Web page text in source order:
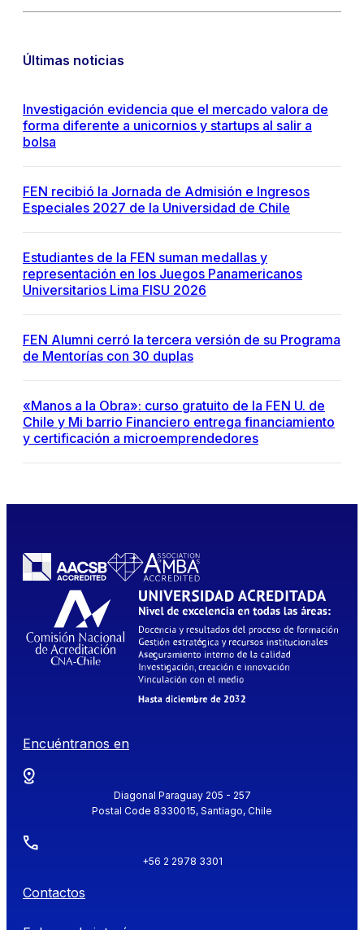
Últimas noticias
Investigación evidencia que el mercado valora de
forma diferente a unicornios y startups al salir a
bolsa
FEN recibió la Jornada de Admisión e Ingresos
Especiales 2027 de la Universidad de Chile
Estudiantes de la FEN suman medallas y
representación en los Juegos Panamericanos
Universitarios Lima FISU 2026
FEN Alumni cerró la tercera versión de su Programa
de Mentorías con 30 duplas
«Manos a la Obra»: curso gratuito de la FEN U. de
Chile y Mi barrio Financiero entrega financiamiento
y certificación a microemprendedores
Encuéntranos en
Diagonal Paraguay 205 - 257
Postal Code 8330015, Santiago, Chile
+56 2 2978 3301
Contactos